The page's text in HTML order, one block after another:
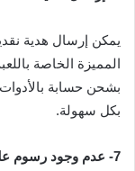
يمكن إرسال هدية
المميزة الخاصة
بشحن حسابة بالأدوات
بكل سهولة.
7- عدم وجود رسوم